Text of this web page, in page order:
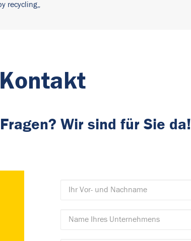
recycling
Kontakt
Wir sind für Sie da!